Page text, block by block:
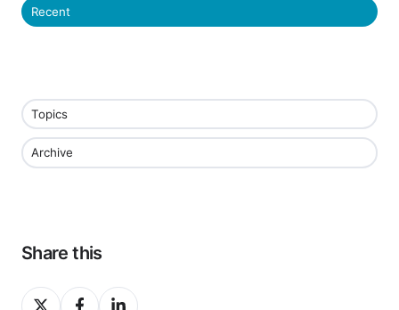
Recent
Topics
Archive
Share this
Share ShareShare